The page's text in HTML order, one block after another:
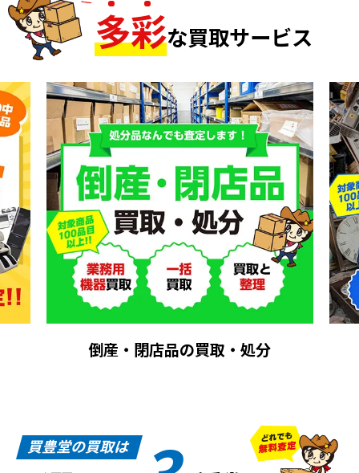
多彩な買取サービス
倒産・閉店品の買取・処分
買豊堂の買取は